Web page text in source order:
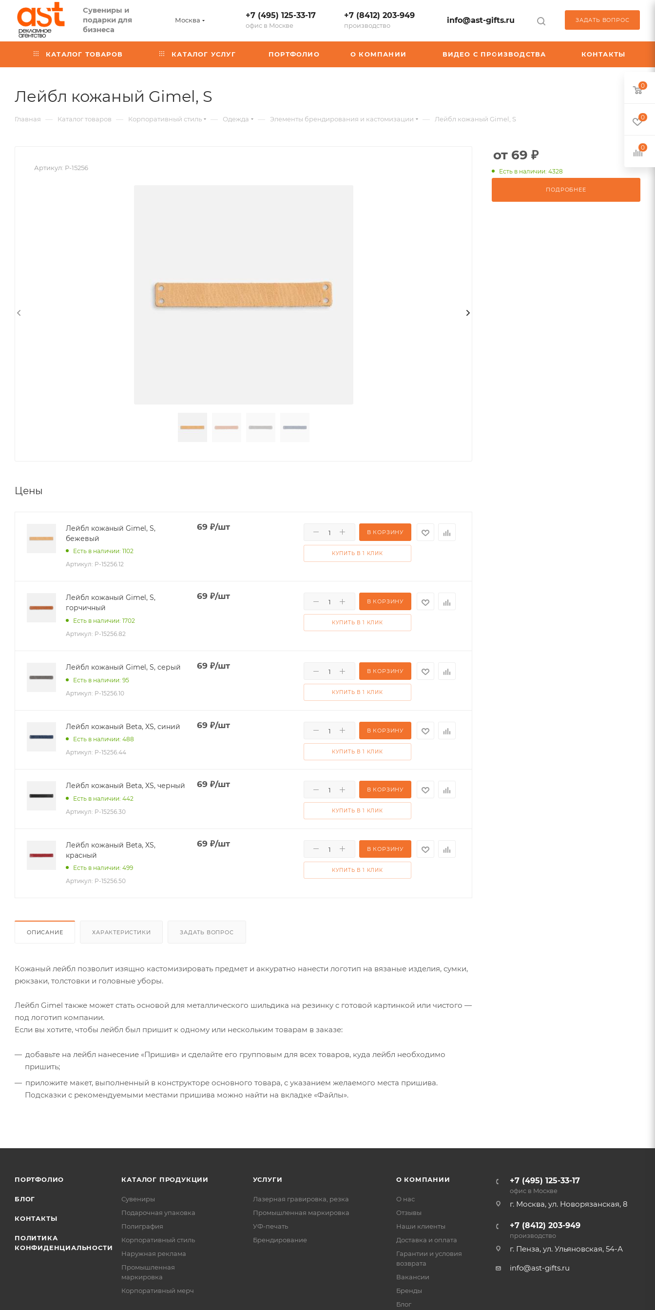
Сувениры и
подарки для
бизнеса
Москва +7 (495) 125-33-17
офис в Москве
+7 (8412) 203-949
производство
info@ast-gifts.ru ЗАДАТЬ ВОПРОС
КАТАЛОГ ТОВАРОВ КАТАЛОГ УСЛУГ ПОРТФОЛИО О КОМПАНИИ ВИДЕО С ПРОИЗВОДСТВА КОНТАКТЫ
Лейбл кожаный Gimel, S
арт.:
Главная — Каталог товаров — Корпоративный стиль — Одежда — Элементы брендирования и кастомизации — Лейбл кожаный Gimel, S
Артикул: P-15256
Цены
Лейбл кожаный Gimel, S,
бежевый
Есть в наличии: 1102
Артикул: P-15256.12
69 ₽/шт
В КОРЗИНУ
КУПИТЬ В 1 КЛИК
Лейбл кожаный Gimel, S,
горчичный
Есть в наличии: 1702
Артикул: P-15256.82
69 ₽/шт
В КОРЗИНУ
КУПИТЬ В 1 КЛИК
Лейбл кожаный Gimel, S, серый
Есть в наличии: 95
Артикул: P-15256.10
69 ₽/шт
В КОРЗИНУ
КУПИТЬ В 1 КЛИК
Лейбл кожаный Beta, XS, синий
Есть в наличии: 488
Артикул: P-15256.44
69 ₽/шт
В КОРЗИНУ
КУПИТЬ В 1 КЛИК
Лейбл кожаный Beta, XS, черный
Есть в наличии: 442
Артикул: P-15256.30
69 ₽/шт
В КОРЗИНУ
КУПИТЬ В 1 КЛИК
Лейбл кожаный Beta, XS,
красный
Есть в наличии: 499
Артикул: P-15256.50
69 ₽/шт
В КОРЗИНУ
КУПИТЬ В 1 КЛИК
ОПИСАНИЕ ХАРАКТЕРИСТИКИ ЗАДАТЬ ВОПРОС
Кожаный лейбл позволит изящно кастомизировать предмет и аккуратно нанести логотип на вязаные изделия, сумки,
рюкзаки, толстовки и головные уборы.
Лейбл Gimel также может стать основой для металлического шильдика на резинку с готовой картинкой или чистого —
под логотип компании.
Если вы хотите, чтобы лейбл был пришит к одному или нескольким товарам в заказе:
добавьте на лейбл нанесение «Пришив» и сделайте его групповым для всех товаров, куда лейбл необходимо
пришить;
приложите макет, выполненный в конструкторе основного товара, с указанием желаемого места пришива.
Подсказки с рекомендуемыми местами пришива можно найти на вкладке «Файлы».
от 69 ₽
Есть в наличии: 4328
ПОДРОБНЕЕ
ПОРТФОЛИО
БЛОГ
КОНТАКТЫ
ПОЛИТИКА
КОНФИДЕНЦИАЛЬНОСТИ
КАТАЛОГ ПРОДУКЦИИ
Сувениры
Подарочная упаковка
Полиграфия
Корпоративный стиль
Наружная реклама
Промышленная
маркировка
Корпоративный мерч
УСЛУГИ
Лазерная гравировка, резка
Промышленная маркировка
УФ-печать
Брендирование
О КОМПАНИИ
О нас
Отзывы
Наши клиенты
Доставка и оплата
Гарантии и условия
возврата
Вакансии
Бренды
Блог
+7 (495) 125-33-17
офис в Москве
г. Москва, ул. Новорязанская, 8
+7 (8412) 203-949
производство
г. Пенза, ул. Ульяновская, 54-А
info@ast-gifts.ru
0
0
0